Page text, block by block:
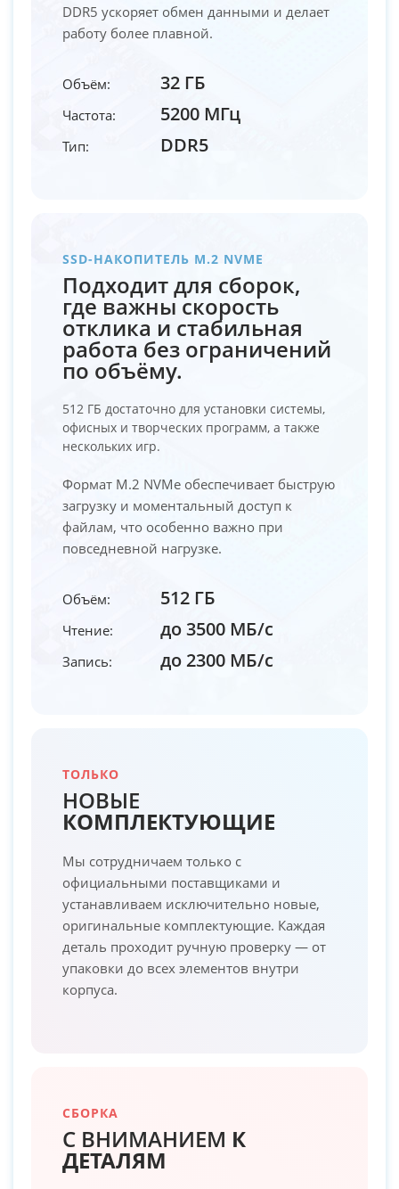
DDR5 ускоряет обмен данными и делает
работу более плавной.
Объём: 32 ГБ
Частота: 5200 МГц
Тип: DDR5
SSD-НАКОПИТЕЛЬ M.2 NVME
Подходит для сборок,
где важны скорость
отклика и стабильная
работа без ограничений
по объёму.
512 ГБ достаточно для установки системы,
офисных и творческих программ, а также
нескольких игр.
Формат M.2 NVMe обеспечивает быструю
загрузку и моментальный доступ к
файлам, что особенно важно при
повседневной нагрузке.
Объём: 512 ГБ
Чтение: до 3500 МБ/с
Запись: до 2300 МБ/с
ТОЛЬКО
НОВЫЕ
КОМПЛЕКТУЮЩИЕ
Мы сотрудничаем только с
официальными поставщиками и
устанавливаем исключительно новые,
оригинальные комплектующие. Каждая
деталь проходит ручную проверку — от
упаковки до всех элементов внутри
корпуса.
СБОРКА
С ВНИМАНИЕМ К
ДЕТАЛЯМ